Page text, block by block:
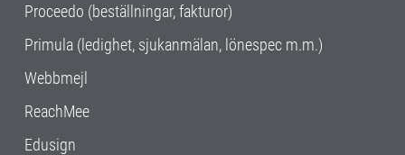
Proceedo (beställningar, fakturor)
Primula (ledighet, sjukanmälan, lönespec m.m.)
Webbmejl
ReachMee
Edusign